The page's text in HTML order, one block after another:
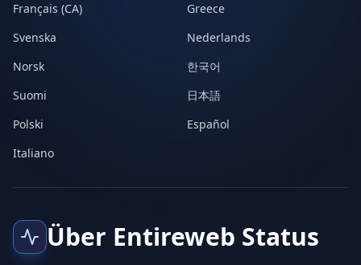
Français (CA)
Greece
Svenska
Nederlands
Norsk
한국어
Suomi
日本語
Polski
Español
Italiano
Über Entireweb Status